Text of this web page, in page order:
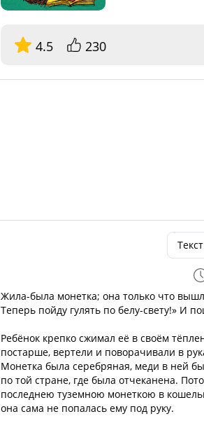
4.5 230
Жила-была монетка; она только что
Теперь пойду гулять по белу-свету!» И
Ребёнок крепко сжимал её в своём
постарше, вертели и поворачивали в
Монетка была серебряная, меди в ней
по той стране, где была отчеканена.
последнею туземною монеткою в
она сама не попалась ему под руку.